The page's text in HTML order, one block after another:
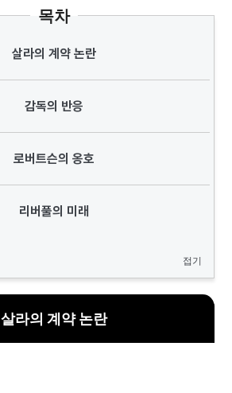
목차
살라의 계약 논란
감독의 반응
로버트슨의 옹호
리버풀의 미래
접기
살라의 계약 논란